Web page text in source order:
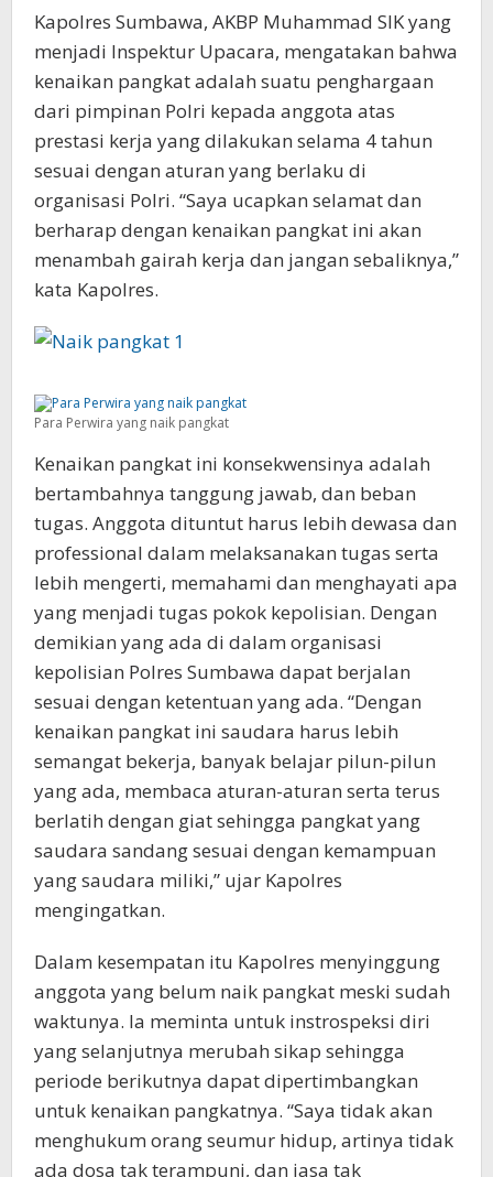
Kapolres Sumbawa, AKBP Muhammad SIK yang
menjadi Inspektur Upacara, mengatakan bahwa
kenaikan pangkat adalah suatu penghargaan
dari pimpinan Polri kepada anggota atas
prestasi kerja yang dilakukan selama 4 tahun
sesuai dengan aturan yang berlaku di
organisasi Polri. “Saya ucapkan selamat dan
berharap dengan kenaikan pangkat ini akan
menambah gairah kerja dan jangan sebaliknya,”
kata Kapolres.
Para Perwira yang naik pangkat
Kenaikan pangkat ini konsekwensinya adalah
bertambahnya tanggung jawab, dan beban
tugas. Anggota dituntut harus lebih dewasa dan
professional dalam melaksanakan tugas serta
lebih mengerti, memahami dan menghayati apa
yang menjadi tugas pokok kepolisian. Dengan
demikian yang ada di dalam organisasi
kepolisian Polres Sumbawa dapat berjalan
sesuai dengan ketentuan yang ada. “Dengan
kenaikan pangkat ini saudara harus lebih
semangat bekerja, banyak belajar pilun-pilun
yang ada, membaca aturan-aturan serta terus
berlatih dengan giat sehingga pangkat yang
saudara sandang sesuai dengan kemampuan
yang saudara miliki,” ujar Kapolres
mengingatkan.
Dalam kesempatan itu Kapolres menyinggung
anggota yang belum naik pangkat meski sudah
waktunya. Ia meminta untuk instrospeksi diri
yang selanjutnya merubah sikap sehingga
periode berikutnya dapat dipertimbangkan
untuk kenaikan pangkatnya. “Saya tidak akan
menghukum orang seumur hidup, artinya tidak
ada dosa tak terampuni, dan jasa tak